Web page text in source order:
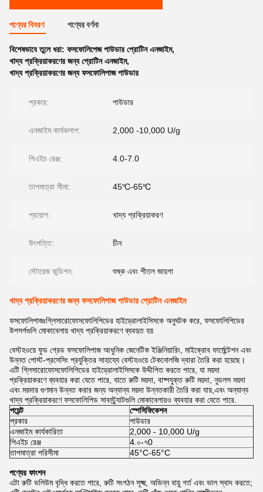
পণ্যের বিবরণ পণ্যের বর্ণনা
বিশেষভাবে তুলে ধরা: ফসফোলিপেজ পাউডার প্রোটিন এনজাইম,
খাদ্য প্রক্রিয়াকরণের জন্য প্রোটিন এনজাইম,
খাদ্য প্রক্রিয়াকরণের জন্য ফসফোলিপাজ পাউডার
প্রকার: পাউডার
এনজাইম কার্যকলাপ: 2,000 -10,000 U/g
পিএইচ রেঞ্জ: 4.0-7.0
তাপমাত্রা সীমা: 45℃-65℃
প্রয়োগ: খাদ্য প্রক্রিয়াকরণ
উৎপত্তি: চীন
স্টোরেজ কন্ডিশন: শুষ্ক এবং শীতল জায়গা
খাদ্য প্রক্রিয়াকরণের জন্য ফসফোলিপাজ পাউডার প্রোটিন এনজাইম
ফসফোলিপাজঃগ্লিসারোফোসফোলিপিডের হাইড্রোলাইসিসকে অনুঘটক করে, ফসফোলিপিডের
উপসর্গগুলি মোকাবেলায় খাদ্য প্রক্রিয়াকরণে ব্যবহৃত হয়
বেস্টহওয়ে ফুড গ্রেড ফসফোলিপাজ আধুনিক জেনেটিক ইঞ্জিনিয়ারিং, মাইক্রোব ফার্মেন্টেশন এবং
উন্নত পোস্ট-প্রসেসিং প্রযুক্তির সাহায্যে বেস্টহওয়ে টেকনোলজি দ্বারা তৈরি করা হয়েছে।
এটি গ্লিসারোফোসফোলিপিডের হাইড্রোলাইসিসকে উদ্দীপিত করতে পারে, যা ময়দা
প্রক্রিয়াকরণে ব্যবহার করা যেতে পারে, যাতে রুটি ময়দা, বাষ্পযুক্ত রুটি ময়দা, নুডলস ময়দা
এবং ময়দার গুণমান উন্নত করার জন্য অন্যান্য ময়দা উন্নতকারী তৈরি করা যায়,এবং অন্যান্য
খাদ্য প্রক্রিয়াকরণে ফসফোলিপিড সাবস্ট্র্যাটগুলি মোকাবেলায়ও ব্যবহার করা যেতে পারে.
পয়েন্ট
স্পেসিফিকেশন
প্রকার
পাউডার
এনজাইম কার্যকারিতা
2,000 - 10,000 U/g
পিএইচ রেঞ্জ
4.০-৭0
তাপমাত্রা পরিসীমা
45°C-65°C
পণ্যের ফাংশন
এটা রুটি ভলিউম বৃদ্ধি করতে পারে, রুটি সংগঠন সূক্ষ্ম, অভিন্ন বায়ু গর্ত এবং ভাল স্বাদ করতে;